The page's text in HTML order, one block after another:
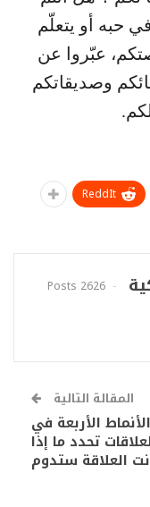
حبه أو يتعلّم
عبّروا عن
وصديقاتكم
ReddIt
2626 Posts
المقالة التالية
الأربعة في
تحدد ما إذا
العلاقة ستدوم